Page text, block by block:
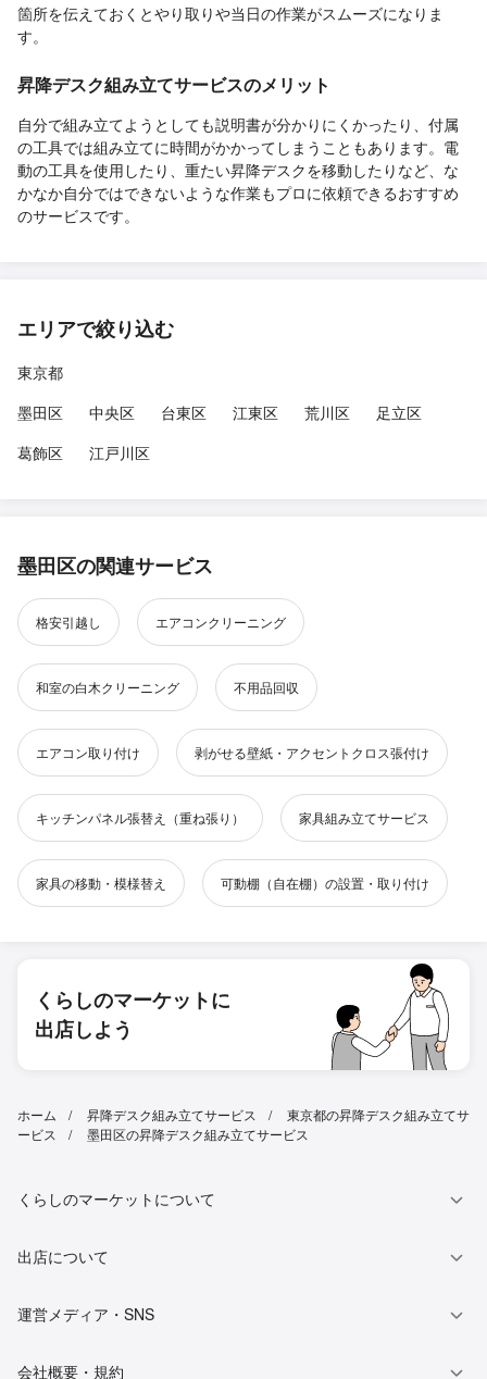
箇所を伝えておくとやり取りや当日の作業がスムーズになりま
す。
昇降デスク組み立てサービスのメリット
自分で組み立てようとしても説明書が分かりにくかったり、付属
の工具では組み立てに時間がかかってしまうこともあります。電
動の工具を使用したり、重たい昇降デスクを移動したりなど、な
かなか自分ではできないような作業もプロに依頼できるおすすめ
のサービスです。
エリアで絞り込む
東京都
墨田区
中央区 台東区 江東区 荒川区
足立区
葛飾区
江戸川区
墨田区の関連サービス
格安引越し エアコンクリーニング
和室の白木クリーニング 不用品回収
エアコン取り付け 剥がせる壁紙・アクセントクロス張付け
キッチンパネル張替え（重ね張り） 家具組み立てサービス
家具の移動・模様替え 可動棚（自在棚）の設置・取り付け
くらしのマーケットに
出店しよう
ホーム 昇降デスク組み立てサービス
東京都の昇降デスク組み立てサ
ービス
墨田区の昇降デスク組み立てサービス
くらしのマーケットについて
出店について
運営メディア・SNS
会社概要・規約